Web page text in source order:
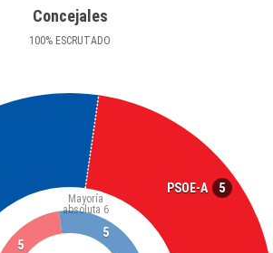
Concejales
100% ESCRUTADO
PSOE-A 5
Mayoría
absoluta 6
5
5